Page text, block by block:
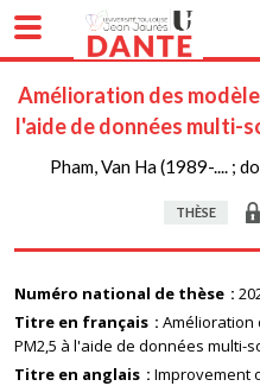
Amélioration des
l'aide de données multi-
Pham, Van Ha (1989-.... ;
THÈSE
Numéro national de thèse
Titre en français
Amélioration
PM2,5 à l'aide de données multi-
Titre en anglais
Improvement